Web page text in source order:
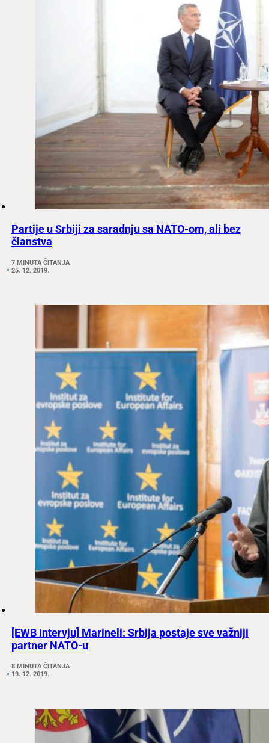
Partije u Srbiji za saradnju sa NATO-om, ali bez
članstva
7 MINUTA ČITANJA
25. 12. 2019.
[EWB Intervju] Marineli: Srbija postaje sve važniji
partner NATO-u
8 MINUTA ČITANJA
19. 12. 2019.